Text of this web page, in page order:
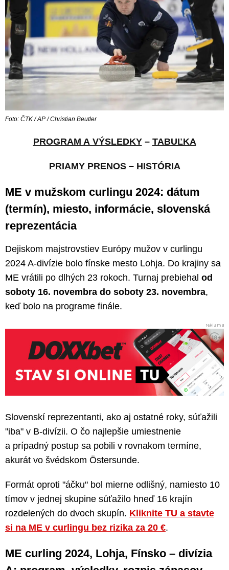
Foto: ČTK / AP / Christian Beutler
PROGRAM A VÝSLEDKY– TABUĽKA
PRIAMY PRENOS– HISTÓRIA
ME v mužskom curlingu 2024: dátum
(termín), miesto, informácie, slovenská
reprezentácia
Dejiskom majstrovstiev Európy mužov v curlingu
2024 A-divízie bolo fínske mesto Lohja. Do krajiny sa
ME vrátili po dlhých 23 rokoch. Turnaj prebiehal od
soboty 16. novembra do soboty 23. novembra,
keď bolo na programe finále.
Slovenskí reprezentanti, ako aj ostatné roky, súťažili
"iba" v B-divízii. O čo najlepšie umiestnenie
a prípadný postup sa pobili v rovnakom termíne,
akurát vo švédskom Östersunde.
Formát oproti "áčku" bol mierne odlišný, namiesto 10
tímov v jednej skupine súťažilo hneď 16 krajín
rozdelených do dvoch skupín. Kliknite TU a stavte
si na ME v curlingu bez rizika za 20 €.
ME curling 2024, Lohja, Fínsko – divízia